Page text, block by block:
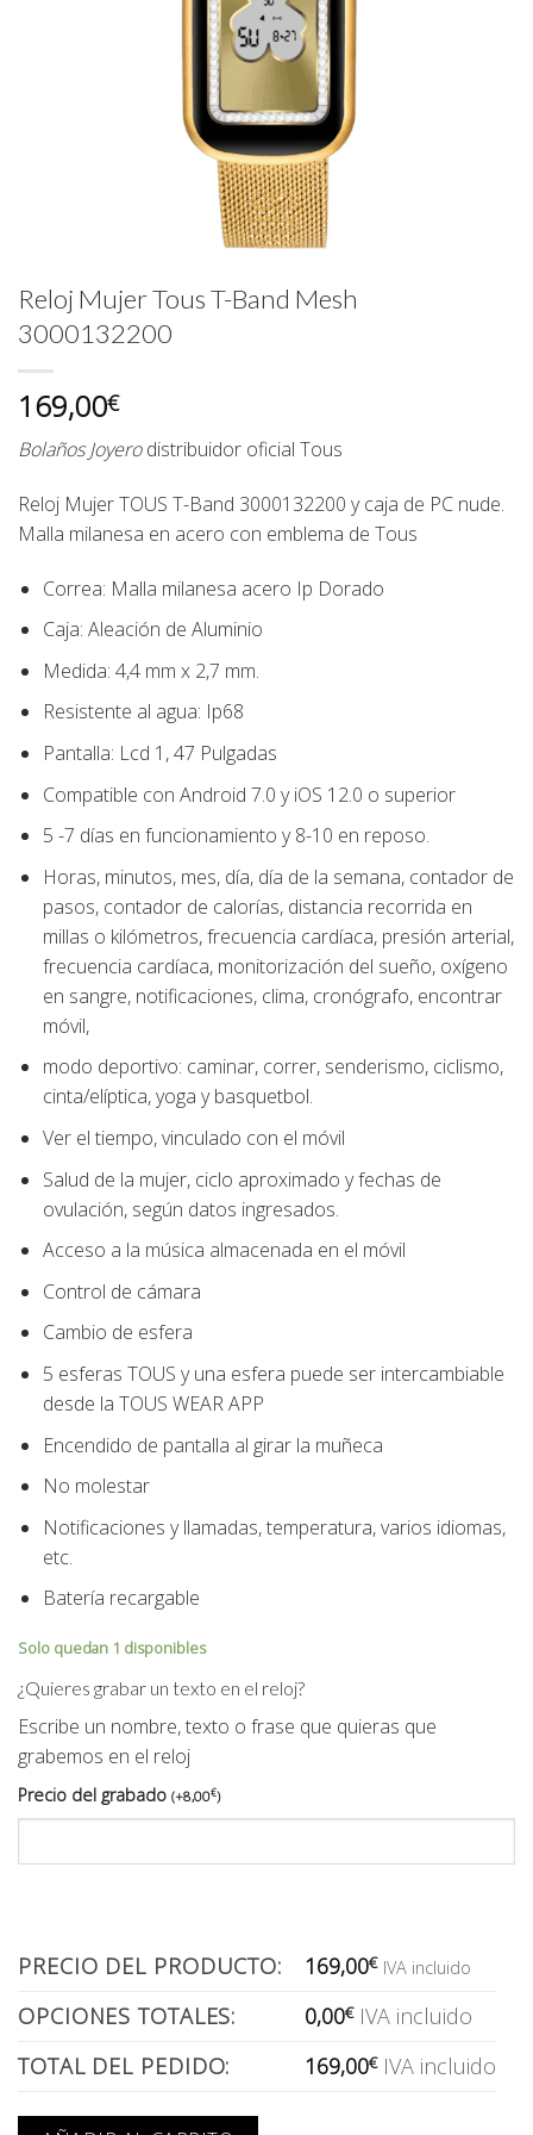
Reloj Mujer Tous T-Band Mesh
3000132200
169,00€
Bolaños Joyerodistribuidor oficial Tous
Reloj Mujer TOUS T-Band 3000132200 y caja de PC nude.
Malla milanesa en acero con emblema de Tous
Correa: Malla milanesa acero Ip Dorado
Caja: Aleación de Aluminio
Medida: 4,4 mm x 2,7 mm.
Resistente al agua: Ip68
Pantalla: Lcd 1, 47 Pulgadas
Compatible con Android 7.0 y iOS 12.0 o superior
5 -7 días en funcionamiento y 8-10 en reposo.
Horas, minutos, mes, día, día de la semana, contador de
pasos, contador de calorías, distancia recorrida en
millas o kilómetros, frecuencia cardíaca, presión arterial,
frecuencia cardíaca, monitorización del sueño, oxígeno
en sangre, notificaciones, clima, cronógrafo, encontrar
móvil,
modo deportivo: caminar, correr, senderismo, ciclismo,
cinta/elíptica, yoga y basquetbol.
Ver el tiempo, vinculado con el móvil
Salud de la mujer, ciclo aproximado y fechas de
ovulación, según datos ingresados.
Acceso a la música almacenada en el móvil
Control de cámara
Cambio de esfera
5 esferas TOUS y una esfera puede ser intercambiable
desde la TOUS WEAR APP
Encendido de pantalla al girar la muñeca
No molestar
Notificaciones y llamadas, temperatura, varios idiomas,
etc.
Batería recargable
Solo quedan 1 disponibles
¿Quieres grabar un texto en el reloj?
Escribe un nombre, texto o frase que quieras que
grabemos en el reloj
Precio del grabado (+8,00€)
PRECIO DEL PRODUCTO: 169,00€ IVA incluido
OPCIONES TOTALES: 0,00€IVA incluido
TOTAL DEL PEDIDO:
169,00€IVA incluido